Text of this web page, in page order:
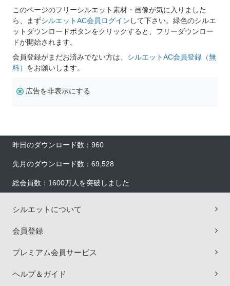
このページのフリーシルエット素材・画像が気に入りました
ら、まずシルエットAC会員ログイン して下さい。緑色のシルエ
ットダウンロードボタンをクリックすると、フリーダウンロー
ドが開始されます。
会員登録がまだお済みでない方は、 シルエットAC会員登録（無
料） をお願いします。
広告を非表示にする
昨日のダウンロード数：960
先月のダウンロード数：69,528
総会員数：1600万人を突破しました
シルエットについて
会員登録
プレミアム会員サービス
ヘルプ＆ガイド